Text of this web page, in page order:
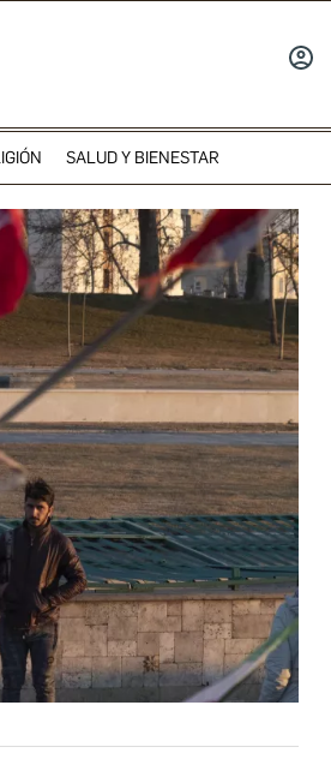
SALUD Y BIENESTAR